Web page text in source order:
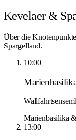
Kevelaer &
Über die
Spargelland.
10:00
Marienbasilika
13:00